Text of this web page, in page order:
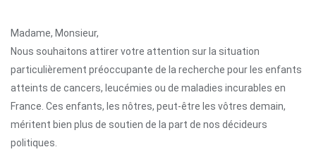
Madame, Monsieur,
Nous souhaitons attirer votre attention sur la situation
particulièrement préoccupante de la recherche pour les enfants
atteints de cancers, leucémies ou de maladies incurables en
France. Ces enfants, les nôtres, peut-être les vôtres demain,
méritent bien plus de soutien de la part de nos décideurs
politiques.